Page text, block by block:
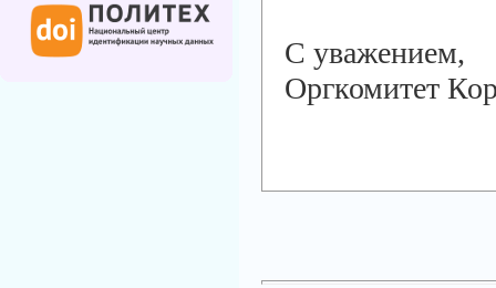
С уважением,
Оргкомитет